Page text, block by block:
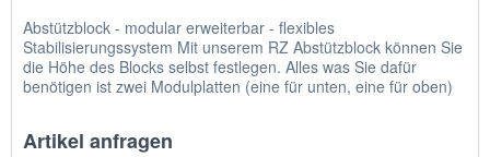
Abstützblock - modular erweiterbar - flexibles
Stabilisierungssystem Mit unserem RZ Abstützblock können Sie
die Höhe des Blocks selbst festlegen. Alles was Sie dafür
benötigen ist zwei Modulplatten (eine für unten, eine für oben)
Artikel anfragen